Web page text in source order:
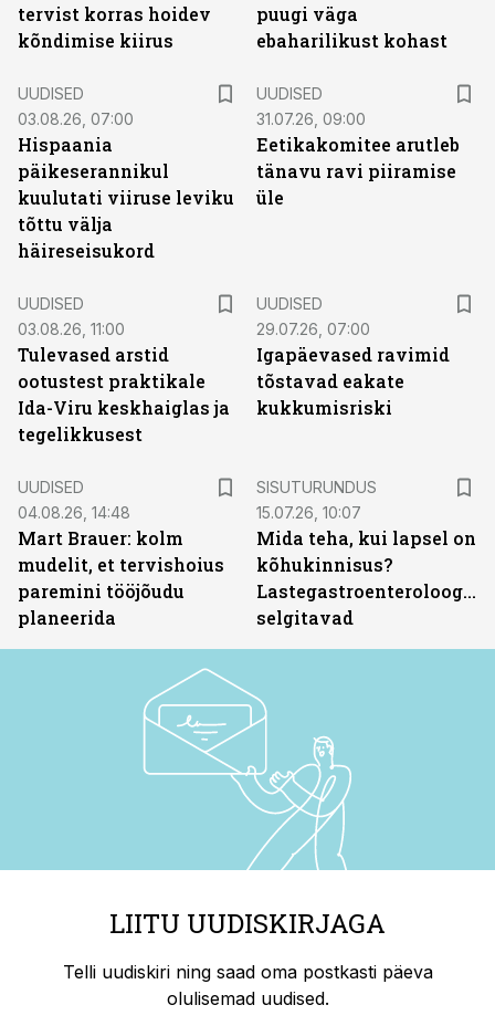
tervist korras hoidev
kõndimise kiirus
puugi väga
ebaharilikust kohast
UUDISED
03.08.26, 07:00
Hispaania
päikeserannikul
kuulutati viiruse leviku
tõttu välja
häireseisukord
UUDISED
31.07.26, 09:00
Eetikakomitee arutleb
tänavu ravi piiramise
üle
UUDISED
03.08.26, 11:00
Tulevased arstid
ootustest praktikale
Ida-Viru keskhaiglas ja
tegelikkusest
UUDISED
29.07.26, 07:00
Igapäevased ravimid
tõstavad eakate
kukkumisriski
UUDISED
04.08.26, 14:48
Mart Brauer: kolm
mudelit, et tervishoius
paremini tööjõudu
planeerida
SISUTURUNDUS
15.07.26, 10:07
Mida teha, kui lapsel on
kõhukinnisus?
Lastegastroenteroloogid
selgitavad
LIITU UUDISKIRJAGA
Telli uudiskiri ning saad oma postkasti päeva
olulisemad uudised.